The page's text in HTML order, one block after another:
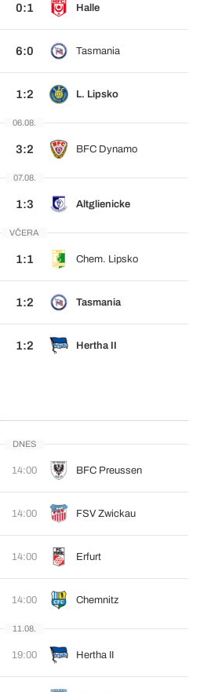
0:1 Halle
6:0 Tasmania
1:2 L. Lipsko
06.08.
3:2 BFC Dynamo
07.08.
1:3 Altglienicke
VČERA
1:1 Chem. Lipsko
1:2 Tasmania
1:2 Hertha II
DNES
14:00 BFC Preussen
14:00 FSV Zwickau
14:00 Erfurt
14:00 Chemnitz
11.08.
19:00 Hertha II